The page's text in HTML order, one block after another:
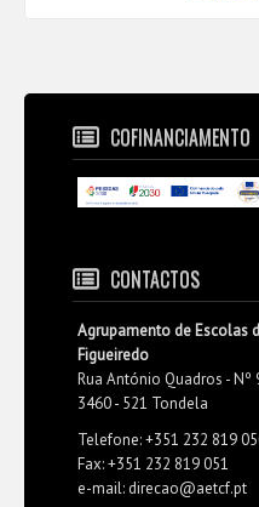
COFINANCIAMENTO
CONTACTOS
Agrupamento de Escolas
Figueiredo
Rua António Quadros - Nº
3460 - 521 Tondela
Telefone: +351 232 819
Fax: +351 232 819 051
e-mail: direcao@aetcf.pt